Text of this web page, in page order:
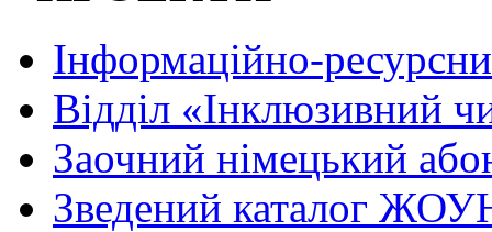
Інформаційно-
Вiддiл «Інклюзивний
Заочний німецький
Зведений каталог